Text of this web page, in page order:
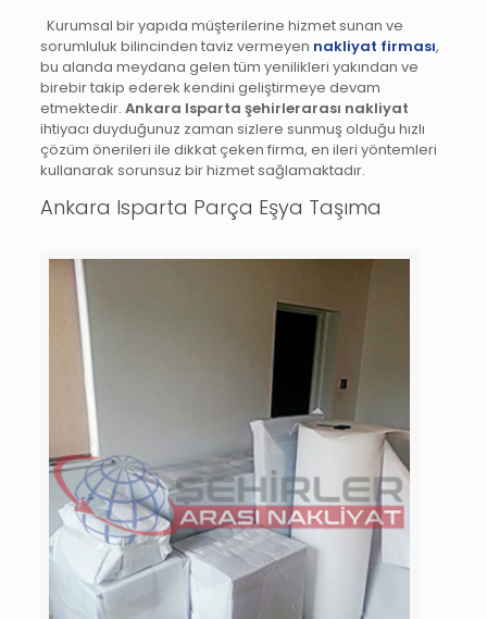
Kurumsal bir yapıda müşterilerine hizmet sunan ve
sorumluluk bilincinden taviz vermeyen nakliyat firması,
bu alanda meydana gelen tüm yenilikleri yakından ve
birebir takip ederek kendini geliştirmeye devam
etmektedir. Ankara Isparta şehirlerarası nakliyat
ihtiyacı duyduğunuz zaman sizlere sunmuş olduğu hızlı
çözüm önerileri ile dikkat çeken firma, en ileri yöntemleri
kullanarak sorunsuz bir hizmet sağlamaktadır.
Ankara Isparta Parça Eşya Taşıma